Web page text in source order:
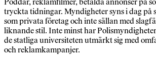
Poddar, reklamfilmer, betalda annonser på
tryckta tidningar. Myndigheter syns i dag på
som privata företag och inte sällan med
liknande stil. Inte minst har
de statliga universiteten utmärkt sig med
och reklamkampanjer.